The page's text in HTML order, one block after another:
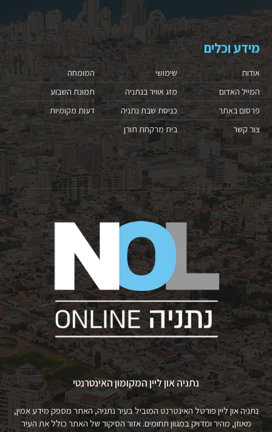
מידע וכלים
אודות
המייל האדום
פרסום באתר
צור קשר
שימושי
מזג אוויר בנתניה
כניסת שבת נתניה
בית מרקחת תורן
המומחה
תמונת השבוע
דעות מקומיות
נתניה און ליין המקומון האינטרנטי
נתניה און ליין פורטל האינטרנט המוביל בעיר נתניה, האתר מספק מידע אמין,
מאוזן, מהיר ומדויק במגוון תחומים. אזור הסיקור של האתר כולל את העיר